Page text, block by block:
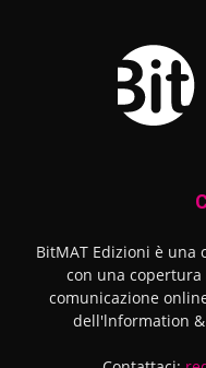
BitMAT Edizioni è una
con una
comunicazione
dell'lnformation